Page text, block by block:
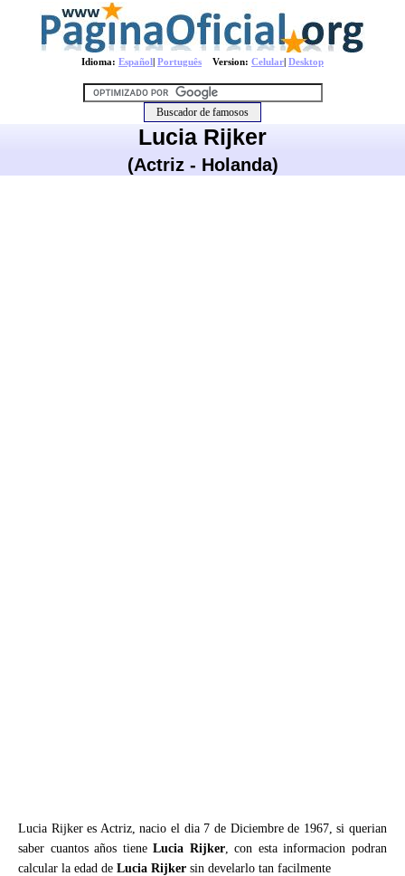
Idioma: Español| Português Version: Celular| Desktop
Lucia Rijker
(Actriz - Holanda)
Lucia Rijker es Actriz, nacio el dia 7 de Diciembre de 1967, si querian
saber cuantos años tieneLucia Rijker, con esta informacion podran
calcular la edad de Lucia Rijker sin develarlo tan facilmente